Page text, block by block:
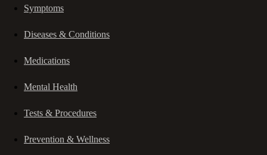
Symptoms
Diseases & Conditions
Medications
Mental Health
Tests & Procedures
Prevention & Wellness